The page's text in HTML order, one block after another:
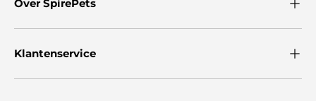
Over SpirePets
Klantenservice